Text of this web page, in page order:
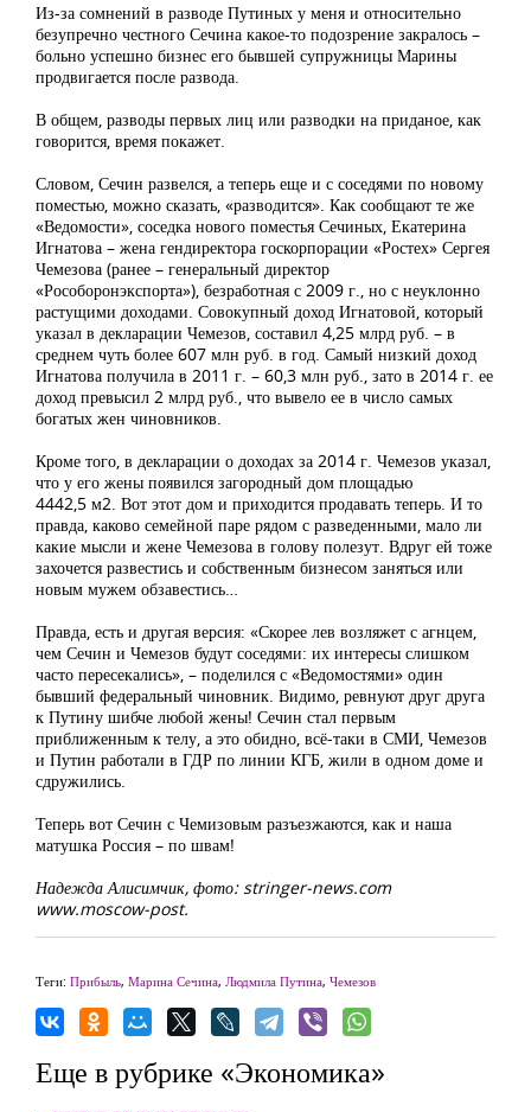
Из-за сомнений в разводе Путиных у меня и относительно
безупречно честного Сечина какое-то подозрение закралось –
больно успешно бизнес его бывшей супружницы Марины
продвигается после развода.
В общем, разводы первых лиц или разводки на приданое, как
говорится, время покажет.
Словом, Сечин развелся, а теперь еще и с соседями по новому
поместью, можно сказать, «разводится». Как сообщают те же
«Ведомости», соседка нового поместья Сечиных, Екатерина
Игнатова – жена гендиректора госкорпорации «Ростех» Сергея
Чемезова (ранее – генеральный директор
«Рособоронэкспорта»), безработная с 2009 г., но с неуклонно
растущими доходами. Совокупный доход Игнатовой, который
указал в декларации Чемезов, составил 4,25 млрд руб. – в
среднем чуть более 607 млн руб. в год. Самый низкий доход
Игнатова получила в 2011 г. – 60,3 млн руб., зато в 2014 г. ее
доход превысил 2 млрд руб., что вывело ее в число самых
богатых жен чиновников.
Кроме того, в декларации о доходах за 2014 г. Чемезов указал,
что у его жены появился загородный дом площадью
4442,5 м2. Вот этот дом и приходится продавать теперь. И то
правда, каково семейной паре рядом с разведенными, мало ли
какие мысли и жене Чемезова в голову полезут. Вдруг ей тоже
захочется развестись и собственным бизнесом заняться или
новым мужем обзавестись…
Правда, есть и другая версия: «Скорее лев возляжет с агнцем,
чем Сечин и Чемезов будут соседями: их интересы слишком
часто пересекались», – поделился с «Ведомостями» один
бывший федеральный чиновник. Видимо, ревнуют друг друга
к Путину шибче любой жены! Сечин стал первым
приближенным к телу, а это обидно, всё-таки в СМИ, Чемезов
и Путин работали в ГДР по линии КГБ, жили в одном доме и
сдружились.
Теперь вот Сечин с Чемизовым разъезжаются, как и наша
матушка Россия – по швам!
Надежда Алисимчик, фото: stringer-news.com
www.moscow-post.
Теги: Прибыль, Марина Сечина, Людмила Путина, Чемезов
Еще в рубрике «Экономика»